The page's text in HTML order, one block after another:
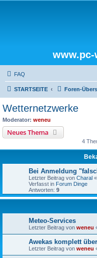
FAQ
STARTSEITE Foren-
Wetternetzwerke
Moderator: weneu
Neues Thema
4
Bei Anmeldung
Letzter Beitrag von Charal «
Verfasst in Forum Dinge
Antworten: 9
Meteo-Services
Letzter Beitrag von weneu
Awekas komplett
Letzter Beitrag von weneu